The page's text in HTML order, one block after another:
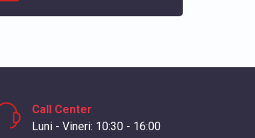
Call Center
Luni - Vineri: 10:30 - 16:00